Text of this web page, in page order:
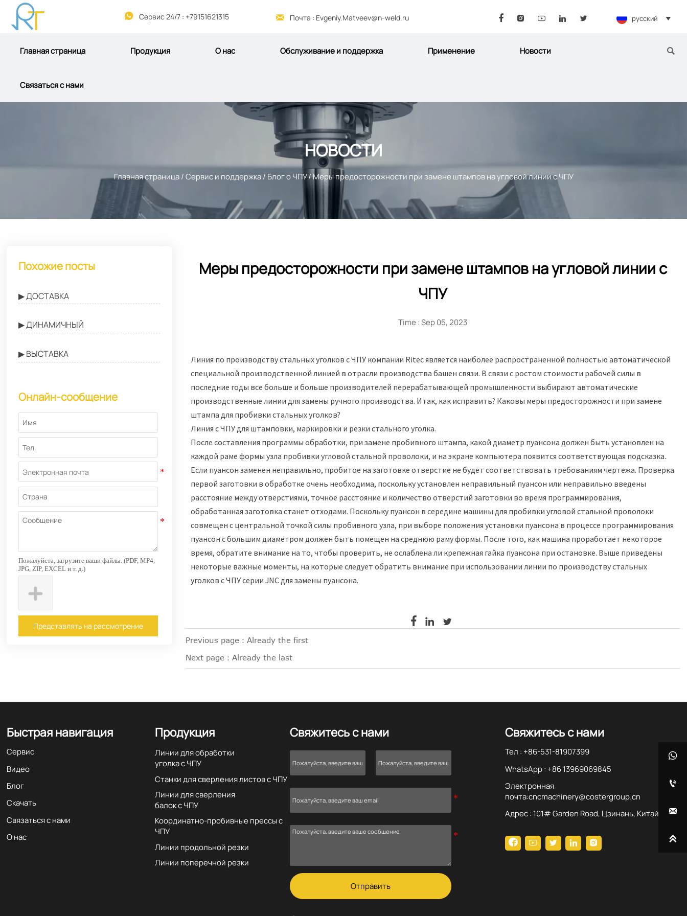
 Сервис 24/7 : +79151621315  Почта : Evgeniy.Matveev@n-weld.ru      русский 
Главная страница Продукция О нас Обслуживание и поддержка Применение Новости
Связаться с нами

НОВОСТИ
Главная страница/Сервис и поддержка/ Блог о ЧПУ/Меры предосторожности при замене штампов на угловой линии с ЧПУ
Похожие посты
▶ ДОСТАВКА
▶ ДИНАМИЧНЫЙ
▶ ВЫСТАВКА
Онлайн-сообщение
Пожалуйста, загрузите ваши файлы. (PDF, MP4,
JPG, ZIP, EXCEL и т. д.)
Представлять на рассмотрение
Меры предосторожности при замене штампов на угловой линии с
ЧПУ
Time : Sep 05, 2023
Линия по производству стальных уголков с ЧПУ компании Ritec является наиболее распространенной полностью автоматической
специальной производственной линией в отрасли производства башен связи. В связи с ростом стоимости рабочей силы в
последние годы все больше и больше производителей перерабатывающей промышленности выбирают автоматические
производственные линии для замены ручного производства. Итак, как исправить? Каковы меры предосторожности при замене
штампа для пробивки стальных уголков?
Линия с ЧПУ для штамповки, маркировки и резки стального уголка.
После составления программы обработки, при замене пробивного штампа, какой диаметр пуансона должен быть установлен на
каждой раме формы узла пробивки угловой стальной проволоки, и на экране компьютера появится соответствующая подсказка.
Если пуансон заменен неправильно, пробитое на заготовке отверстие не будет соответствовать требованиям чертежа. Проверка
первой заготовки в обработке очень необходима, поскольку установлен неправильный пуансон или неправильно введены
расстояние между отверстиями, точное расстояние и количество отверстий заготовки во время программирования,
обработанная заготовка станет отходами. Поскольку пуансон в середине машины для пробивки угловой стальной проволоки
совмещен с центральной точкой силы пробивного узла, при выборе положения установки пуансона в процессе программирования
пуансон с большим диаметром должен быть помещен на среднюю раму формы. После того, как машина проработает некоторое
время, обратите внимание на то, чтобы проверить, не ослаблена ли крепежная гайка пуансона при остановке. Выше приведены
некоторые важные моменты, на которые следует обратить внимание при использовании линии по производству стальных
уголков с ЧПУ серии JNC для замены пуансона.
  
Previous page：Already the first
Next page：Already the last
Быстрая навигация
Сервис
Видео
Блог
Скачать
Связаться с нами
О нас
Продукция
Линии для обработки
уголка с ЧПУ
Станки для сверления листов с ЧПУ
Линии для сверления
балок с ЧПУ
Координатно-пробивные прессы с
ЧПУ
Линии продольной резки
Линии поперечной резки
Свяжитесь с нами
Отправить
Свяжитесь с нами
Тел : +86-531-81907399
WhatsApp : +86 13969069845
Электронная
почта:cncmachinery@costergroup.cn
Адрес : 101# Garden Road, Цзинань, Китай
    



